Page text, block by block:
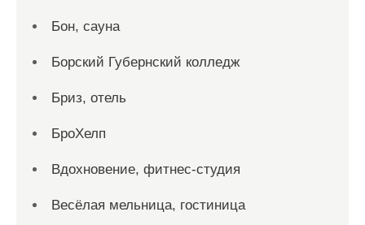
Бон, сауна
Борский Губернский колледж
Бриз, отель
БроХелп
Вдохновение, фитнес-студия
Весёлая мельница, гостиница